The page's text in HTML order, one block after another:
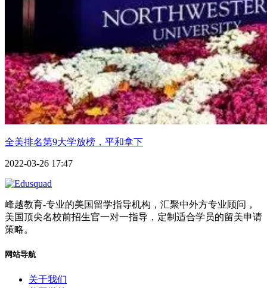
全美排名第9大学放榜，平和拿下
2022-03-26 17:47
峰越教育-专业的美国留学指导机构，汇聚中外方专业顾问，
美国顶尖名校前招生官一对一指导，定制适合学员的留美申请
策略。
网站导航
关于我们